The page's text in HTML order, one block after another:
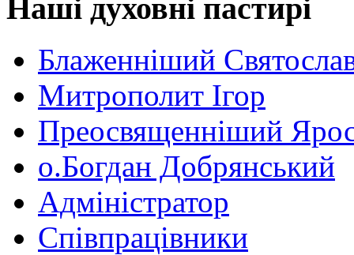
Наші духовні пастирі
Блаженніший
Митрополит Ігор
Преосвященніший
о.Богдан Добрянський
Адміністратор
Cпівпрацівники